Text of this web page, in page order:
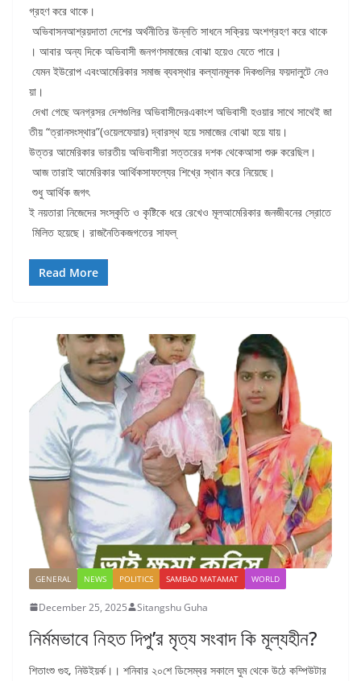
গ্রহণ করে থাকে।
অভিবাসনআশ্রয়দাতা দেশের অর্থনীতির উন্নতি সাধনে সক্রিয় অংশগ্রহণ করে থাকে
। আবার অন্য দিকে অভিবাসী জনগণসমাজের বোঝা হয়েও যেতে পারে।
যেমন ইউরোপ এবংআমেরিকার সমাজ ব্যবস্থার কল্যানমূলক দিকগুলির ফয়দালুটে নেও
য়া।
দেখা গেছে অনগ্রসর দেশগুলির অভিবাসীদেরএকাংশ অভিবাসী হওয়ার সাথে সাথেই জা
তীয় “ত্রানসংস্থার”(ওয়েলফেয়ার) দ্বারস্থ হয়ে সমাজের বোঝা হয়ে যায়।
উত্তর আমেরিকার ভারতীয় অভিবাসীরা সত্তরের দশক থেকেআসা শুরু করেছিল।
আজ তারাই আমেরিকার আর্থিকসাফল্যের শিখ্রে স্থান করে নিয়েছে।
শুধু আর্থিক জগৎ
ই নয়তারা নিজেদের সংস্কৃতি ও কৃষ্টিকে ধরে রেখেও মূলআমেরিকার জনজীবনের স্রোতে
মিলিত হয়েছে। রাজনৈতিকজগতের সাফল্
Read More
GENERAL NEWS POLITICS SAMBAD MATAMAT WORLD
December 25, 2025 Sitangshu Guha
নির্মমভাবে নিহত দিপু’র মৃত্য সংবাদ কি মূল্যহীন?
শিতাংশু গুহ, নিউইয়র্ক।। শনিবার ২০শে ডিসেম্বর সকালে ঘুম থেকে উঠে কম্পিউটার